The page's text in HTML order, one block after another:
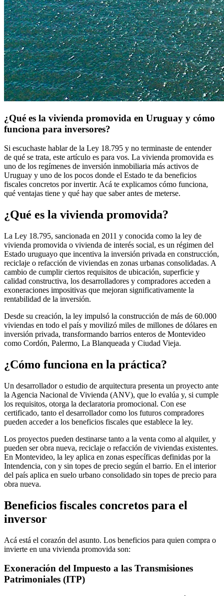
¿Qué es la vivienda promovida en Uruguay y cómo
funciona para inversores?
Si escuchaste hablar de la Ley 18.795 y no terminaste de entender
de qué se trata, este artículo es para vos. La vivienda promovida es
uno de los regímenes de inversión inmobiliaria más activos de
Uruguay y uno de los pocos donde el Estado te da beneficios
fiscales concretos por invertir. Acá te explicamos cómo funciona,
qué ventajas tiene y qué hay que saber antes de meterse.
¿Qué es la vivienda promovida?
La Ley 18.795, sancionada en 2011 y conocida como la ley de
vivienda promovida o vivienda de interés social, es un régimen del
Estado uruguayo que incentiva la inversión privada en construcción,
reciclaje o refacción de viviendas en zonas urbanas consolidadas. A
cambio de cumplir ciertos requisitos de ubicación, superficie y
calidad constructiva, los desarrolladores y compradores acceden a
exoneraciones impositivas que mejoran significativamente la
rentabilidad de la inversión.
Desde su creación, la ley impulsó la construcción de más de 60.000
viviendas en todo el país y movilizó miles de millones de dólares en
inversión privada, transformando barrios enteros de Montevideo
como Cordón, Palermo, La Blanqueada y Ciudad Vieja.
¿Cómo funciona en la práctica?
Un desarrollador o estudio de arquitectura presenta un proyecto ante
la Agencia Nacional de Vivienda (ANV), que lo evalúa y, si cumple
los requisitos, otorga la declaratoria promocional. Con ese
certificado, tanto el desarrollador como los futuros compradores
pueden acceder a los beneficios fiscales que establece la ley.
Los proyectos pueden destinarse tanto a la venta como al alquiler, y
pueden ser obra nueva, reciclaje o refacción de viviendas existentes.
En Montevideo, la ley aplica en zonas específicas definidas por la
Intendencia, con y sin topes de precio según el barrio. En el interior
del país aplica en suelo urbano consolidado sin topes de precio para
obra nueva.
Beneficios fiscales concretos para el
inversor
Acá está el corazón del asunto. Los beneficios para quien compra o
invierte en una vivienda promovida son:
Exoneración del Impuesto a las Transmisiones
Patrimoniales (ITP)